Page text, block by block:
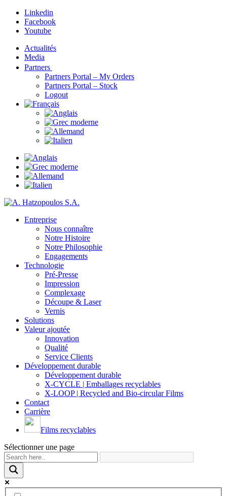
Linkedin
Facebook
Youtube
Actualités
Media
Partners
Partners Portal – My Orders
Partners Portal – Stock
Logout
Entreprise
Nous connaître
Notre Histoire
Notre Philosophie
Engagements
Technologie
Pré-Presse
Impression
Complexage
Découpe & Laser
Vernis
Solutions
Valeur ajoutée
Innovation
Qualité
Service Clients
Développement durable
Développement durable
X-CYCLE | Emballages recyclables
X-LOOP | Recycled and Bio-circular Films
Contact
Carrière
Films recyclables
Sélectionner une page